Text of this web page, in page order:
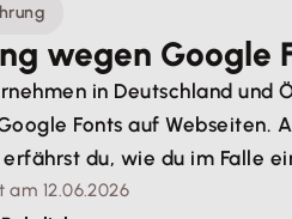
wegen Google
in Deutschland
Fonts auf Webseiten.
du, wie du im Falle
12.06.2026